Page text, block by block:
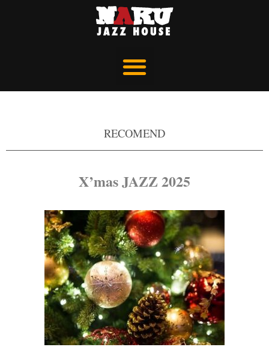
RECOMEND
X’mas JAZZ 2025